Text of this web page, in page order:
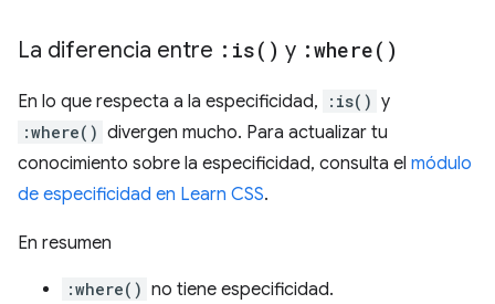
La diferencia entre : is( ) y :where( )
En lo que respecta a la especificidad, :is() y
:where() divergen mucho. Para actualizar tu
conocimiento sobre la especificidad, consulta el módulo
de especificidad en Learn CSS.
En resumen
:where() no tiene especificidad.